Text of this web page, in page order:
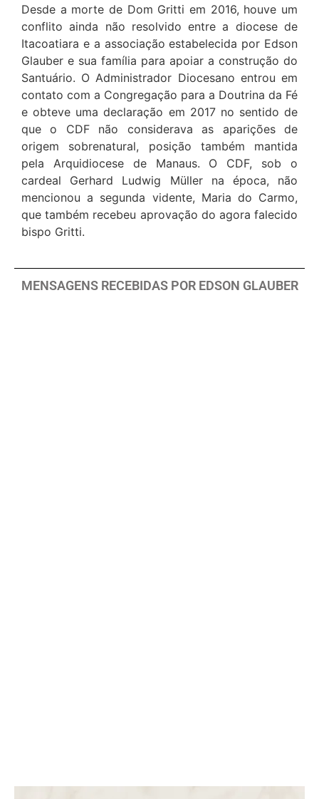
Desde a morte de Dom Gritti em 2016, houve um
conflito ainda não resolvido entre a diocese de
Itacoatiara e a associação estabelecida por Edson
Glauber e sua família para apoiar a construção do
Santuário. O Administrador Diocesano entrou em
contato com a Congregação para a Doutrina da Fé
e obteve uma declaração em 2017 no sentido de
que o CDF não considerava as aparições de
origem sobrenatural, posição também mantida
pela Arquidiocese de Manaus. O CDF, sob o
cardeal Gerhard Ludwig Müller na época, não
mencionou a segunda vidente, Maria do Carmo,
que também recebeu aprovação do agora falecido
bispo Gritti.
MENSAGENS RECEBIDAS POR EDSON GLAUBER